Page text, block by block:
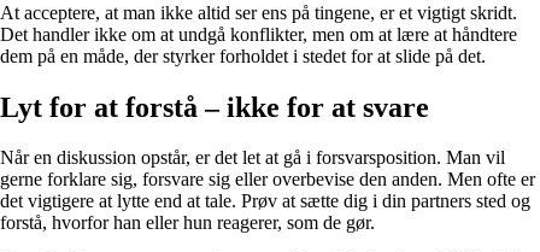
At acceptere, at man ikke altid ser ens på tingene, er et vigtigt skridt.
Det handler ikke om at undgå konflikter, men om at lære at håndtere
dem på en måde, der styrker forholdet i stedet for at slide på det.
Lyt for at forstå – ikke for at svare
Når en diskussion opstår, er det let at gå i forsvarsposition. Man vil
gerne forklare sig, forsvare sig eller overbevise den anden. Men ofte er
det vigtigere at lytte end at tale. Prøv at sætte dig i din partners sted og
forstå, hvorfor han eller hun reagerer, som de gør.